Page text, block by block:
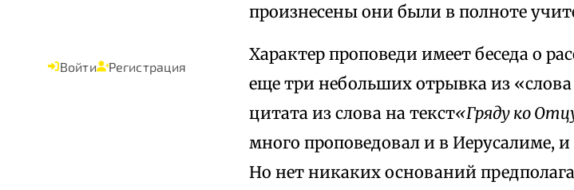
Войти Регистрация
произнесены они были в полноте
Характер проповеди имеет беседа о
еще три небольших отрывка из
цитата из слова на текст«Гряду ко
много проповедовал и в Иерусалиме, и
Но нет никаких оснований